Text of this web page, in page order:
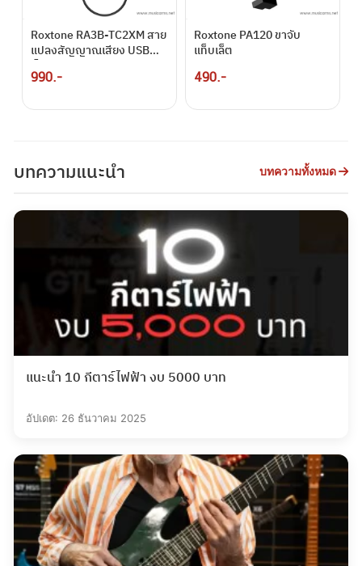
Roxtone RA3B-TC2XM สาย
แปลงสัญญาณเสียง USB
990.-
Roxtone PA120 ขาจับ
แท็บเล็ต
490.-
บทความแนะนำ บทความทั้งหมด
แนะนำ 10 กีตาร์ไฟฟ้า งบ 5000 บาท
อัปเดต: 26 ธันวาคม 2025